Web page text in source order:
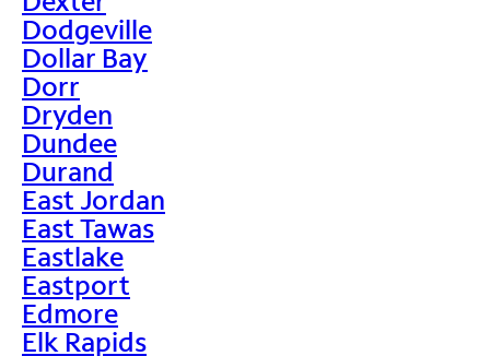
Dodgeville
Dollar Bay
Dorr
Dryden
Dundee
Durand
East Jordan
East Tawas
Eastlake
Eastport
Edmore
Elk Rapids